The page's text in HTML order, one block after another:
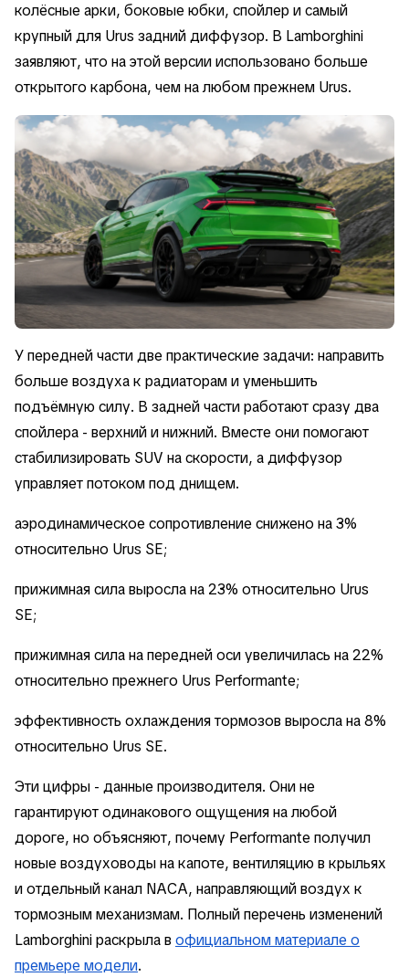
колёсные арки, боковые юбки, спойлер и самый
крупный для Urus задний диффузор. В Lamborghini
заявляют, что на этой версии использовано больше
открытого карбона, чем на любом прежнем Urus.
У передней части две практические задачи: направить
больше воздуха к радиаторам и уменьшить
подъёмную силу. В задней части работают сразу два
спойлера - верхний и нижний. Вместе они помогают
стабилизировать SUV на скорости, а диффузор
управляет потоком под днищем.
аэродинамическое сопротивление снижено на 3%
относительно Urus SE;
прижимная сила выросла на 23% относительно Urus
SE;
прижимная сила на передней оси увеличилась на 22%
относительно прежнего Urus Performante;
эффективность охлаждения тормозов выросла на 8%
относительно Urus SE.
Эти цифры - данные производителя. Они не
гарантируют одинакового ощущения на любой
дороге, но объясняют, почему Performante получил
новые воздуховоды на капоте, вентиляцию в крыльях
и отдельный канал NACA, направляющий воздух к
тормозным механизмам. Полный перечень изменений
Lamborghini раскрыла в официальном материале о
премьере модели.